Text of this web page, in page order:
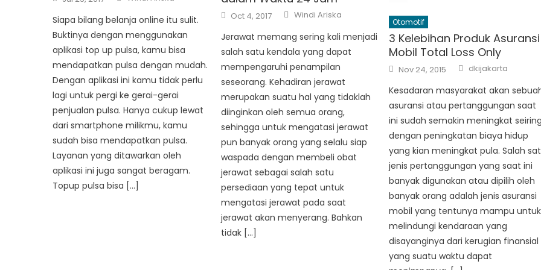
on
Siapa bilang belanja online itu sulit.
Buktinya dengan menggunakan
aplikasi top up pulsa, kamu bisa
mendapatkan pulsa dengan mudah.
Dengan aplikasi ini kamu tidak perlu
lagi untuk pergi ke gerai-gerai
penjualan pulsa. Hanya cukup lewat
dari smartphone milikmu, kamu
sudah bisa mendapatkan pulsa.
Layanan yang ditawarkan oleh
aplikasi ini juga sangat beragam.
Topup pulsa bisa […]
Posted
on
Oct 4, 2017 Author
Windi Ariska
Jerawat memang sering kali menjadi
salah satu kendala yang dapat
mempengaruhi penampilan
seseorang. Kehadiran jerawat
merupakan suatu hal yang tidaklah
diinginkan oleh semua orang,
sehingga untuk mengatasi jerawat
pun banyak orang yang selalu siap
waspada dengan membeli obat
jerawat sebagai salah satu
persediaan yang tepat untuk
mengatasi jerawat pada saat
jerawat akan menyerang. Bahkan
tidak […]
Otomotif
3 Kelebihan Produk Asuransi
Mobil Total Loss Only
Posted
on
Nov 24, 2015 Author
dkijakarta
Kesadaran masyarakat akan
asuransi atau pertanggungan saat
ini sudah semakin meningkat seiring
dengan peningkatan biaya hidup
yang kian meningkat pula. Salah
jenis pertanggungan yang saat ini
banyak digunakan atau dipilih oleh
banyak orang adalah jenis asuransi
mobil yang tentunya mampu untuk
melindungi kendaraan yang
disayanginya dari kerugian finansial
yang suatu waktu dapat